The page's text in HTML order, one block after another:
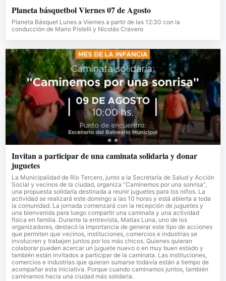
Planeta básquetbol Viernes 07 de Agosto
Planeta Básquet Lunes a Viernes a partir de las 12:30 con la
conducción de Mario Pistelli y Nicolás Cravero
Invitan a participar de una caminata solidaria y donar
juguetes
La Municipalidad de Río Tercero, junto a la Secretaría de Salud y Acción
Social y vecinos de la ciudad, organiza “Caminemos por una sonrisa”,
una propuesta solidaria destinada a reunir juguetes para los niños. La
actividad se realizará este domingo a las 10 horas y está abierta a toda
la comunidad. La jornada comenzará con la recepción de juguetes y
una bienvenida para luego compartir una caminata y una actividad
física en familia. Durante la entrevista, Matías Luna, uno de los
organizadores, destacó la importancia de generar este tipo de acciones
que permiten que vecinos, instituciones, comercios e industrias se
involucren y trabajen juntos por los más chicos. Quienes quieran
colaborar pueden acercar un juguete nuevo o en muy buen estado y
también están invitados a participar de la caminata. Las instituciones,
comercios e industrias que quieran sumarse todavía están a tiempo de
acompañar esta iniciativa. Porque cuando caminamos juntos, también
caminamos hacia una ciudad más solidaria.